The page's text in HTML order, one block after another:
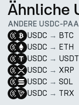
Ähnliche
ANDERE USDC-
USDC → BTC
USDC → ETH
USDC → USDT
USDC → XRP
USDC → SOL
USDC → TRX